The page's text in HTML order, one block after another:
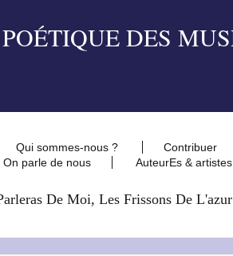
Qui sommes-nous ? Contribuer
On parle de nous AuteurEs & artistes
De Moi, Les Frissons De L'azur